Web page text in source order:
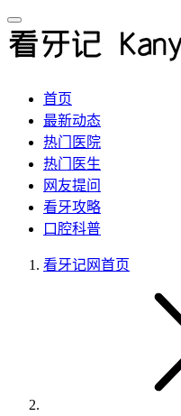
首页
最新动态
热门医院
热门医生
网友提问
看牙攻略
口腔科普
看牙记网首页